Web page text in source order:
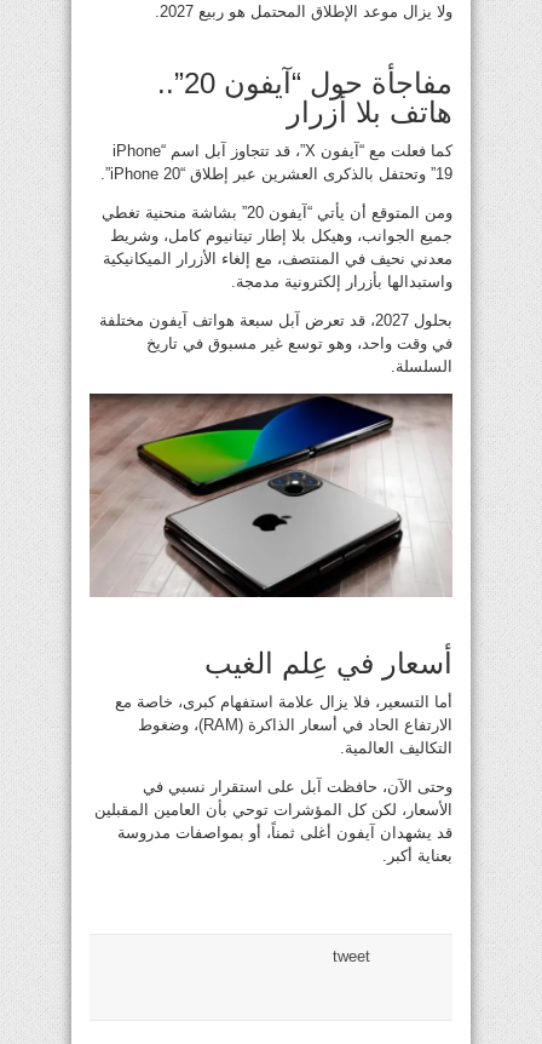
ولا يزال موعد الإطلاق المحتمل هو ربيع 2027.
مفاجأة حول “آيفون 20”..
هاتف بلا أزرار
كما فعلت مع “آيفون X”، قد تتجاوز آبل اسم “iPhone
19” وتحتفل بالذكرى العشرين عبر إطلاق “iPhone 20”.
ومن المتوقع أن يأتي “آيفون 20” بشاشة منحنية تغطي
جميع الجوانب، وهيكل بلا إطار تيتانيوم كامل، وشريط
معدني نحيف في المنتصف، مع إلغاء الأزرار الميكانيكية
واستبدالها بأزرار إلكترونية مدمجة.
بحلول 2027، قد تعرض آبل سبعة هواتف آيفون مختلفة
في وقت واحد، وهو توسع غير مسبوق في تاريخ
السلسلة.
أسعار في عِلم الغيب
أما التسعير، فلا يزال علامة استفهام كبرى، خاصة مع
الارتفاع الحاد في أسعار الذاكرة (RAM)، وضغوط
التكاليف العالمية.
وحتى الآن، حافظت آبل على استقرار نسبي في
الأسعار، لكن كل المؤشرات توحي بأن العامين المقبلين
قد يشهدان آيفون أغلى ثمناً، أو بمواصفات مدروسة
بعناية أكبر.
tweet